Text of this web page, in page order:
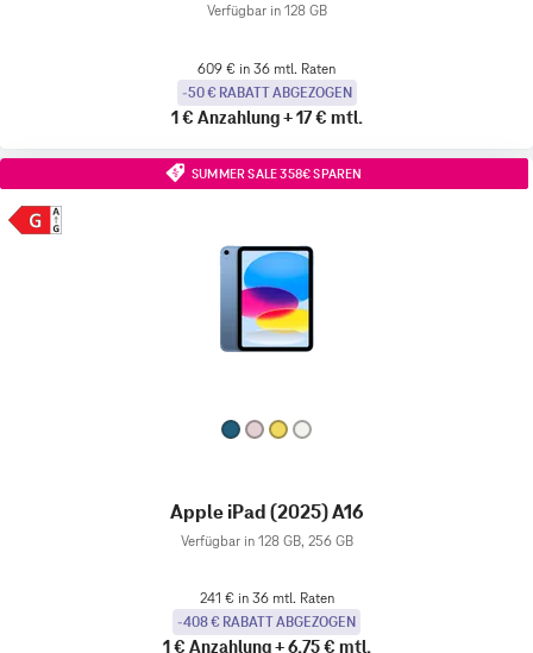
Verfügbar in 128 GB
609 € in 36 mtl. Raten
-50 € RABATT ABGEZOGEN
1 € Anzahlung+17 € mtl.
SUMMER SALE 358€ SPAREN
Apple iPad (2025) A16
Verfügbar in 128 GB, 256 GB
241 € in 36 mtl. Raten
-408 € RABATT ABGEZOGEN
1 € Anzahlung+6,75 € mtl.